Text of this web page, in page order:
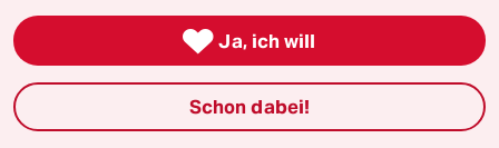
 Ja, ich will
Schon dabei!